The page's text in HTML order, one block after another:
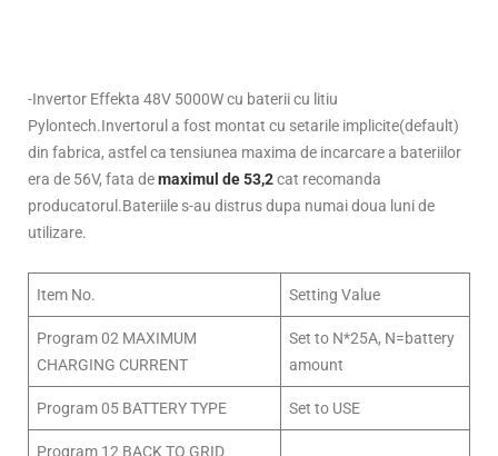
-Invertor Effekta 48V 5000W cu baterii cu litiu
Pylontech.Invertorul a fost montat cu setarile implicite(default)
din fabrica, astfel ca tensiunea maxima de incarcare a bateriilor
era de 56V, fata demaximul de 53,2cat recomanda
producatorul.Bateriile s-au distrus dupa numai doua luni de
utilizare.
Item No. Setting Value
Program 02 MAXIMUM
CHARGING CURRENT
Set to N*25A, N=battery
amount
Program 05 BATTERY TYPE Set to USE
Program 12 BACK TO GRID